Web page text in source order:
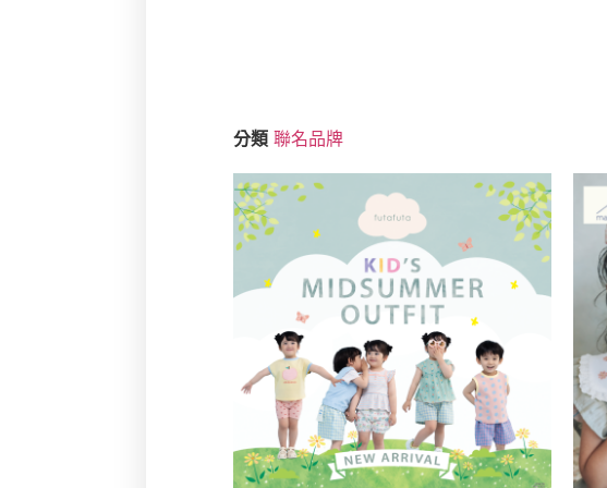
分類 聯名品牌